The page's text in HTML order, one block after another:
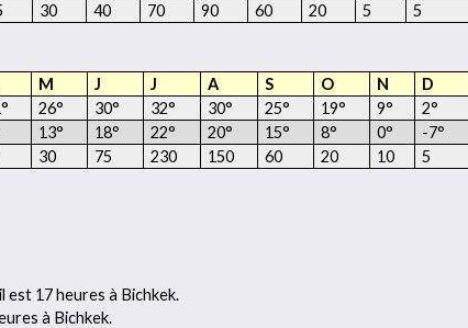
30 40 70 90 60 20 5 5
M J J A S O N
D
26° 30° 32° 30° 25° 19° 9°
2°
13° 18° 22° 20° 15° 8° 0°
-7°
30 75 230 150 60 20 10 5
est 17 heures à Bichkek.
à Bichkek.